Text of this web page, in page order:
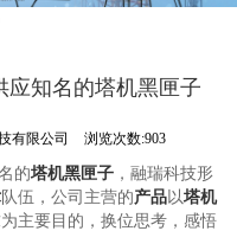
应知名的塔机黑匣子
有限公司 浏览次数:903
的塔机黑匣子 ，融瑞科技形
队伍，公司主营的产品以塔机
主要目的，换位思考，感悟